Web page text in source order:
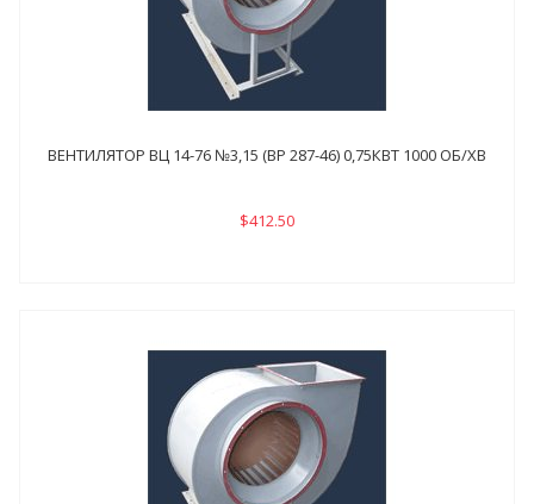
ВЕНТИЛЯТОР ВЦ 14-76 №3,15 (ВР 287-46) 0,75КВТ 1000 ОБ/ХВ
$412.50